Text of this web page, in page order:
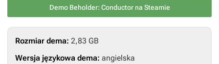
Demo Beholder: Conductor na Steamie
Rozmiar dema: 2,83 GB
Wersja językowa dema: angielska